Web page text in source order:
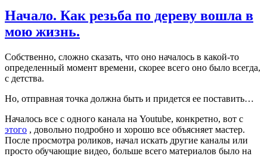
Начало. Как резьба по дереву вошла в
мою жизнь.
Собственно, сложно сказать, что оно началось в какой-то
определенный момент времени, скорее всего оно было всегда,
с детства.
Но, отправная точка должна быть и придется ее поставить…
Началось все с одного канала на Youtube, конкретно, вот с
этого , довольно подробно и хорошо все объясняет мастер.
После просмотра роликов, начал искать другие каналы или
просто обучающие видео, больше всего материалов было на